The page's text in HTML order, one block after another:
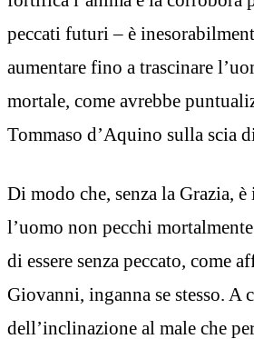
peccati futuri – è
aumentare fino a trascinare
mortale, come avrebbe
Tommaso d’Aquino sulla scia
Di modo che, senza la Grazia,
l’uomo non pecchi
di essere senza peccato, come
Giovanni, inganna se stesso. A
dell’inclinazione al male che